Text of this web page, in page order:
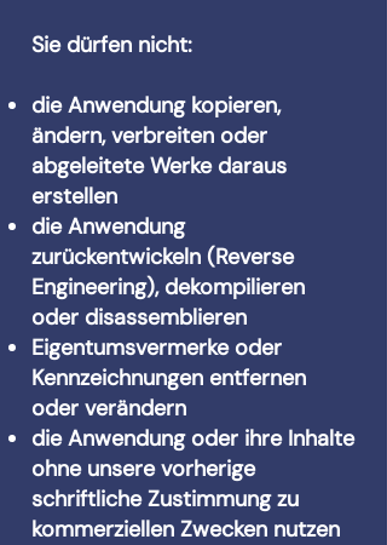
Sie dürfen nicht:
die Anwendung kopieren,
ändern, verbreiten oder
abgeleitete Werke daraus
erstellen
die Anwendung
zurückentwickeln (Reverse
Engineering), dekompilieren
oder disassemblieren
Eigentumsvermerke oder
Kennzeichnungen entfernen
oder verändern
die Anwendung oder ihre Inhalte
ohne unsere vorherige
schriftliche Zustimmung zu
kommerziellen Zwecken nutzen